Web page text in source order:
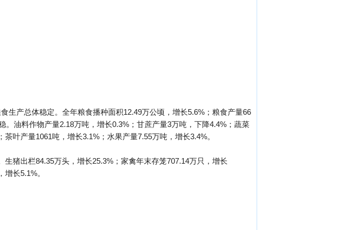
生产总体稳定。全年粮食播种面积12.49万公顷，增长5.6%；粮食产量66
油料作物产量2.18万吨，增长0.3%；甘蔗产量3万吨，下降4.4%；蔬菜
叶产量1061吨，增长3.1%；水果产量7.55万吨，增长3.4%。
猪出栏84.35万头，增长25.3%；家禽年末存笼707.14万只，增长
长5.1%。